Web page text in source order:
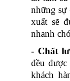
những sự
xuất sẽ
nhanh
- Chất
đều
khách